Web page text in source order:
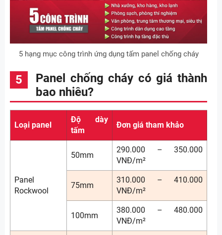
5 hạng mục công trình ứng dụng tấm panel chống cháy
Panel chống cháy có giá thành
bao nhiêu?
Loại panel
Độ dày
tấm
Đơn giá tham khảo
Panel
Rockwool
50mm
290.000 – 350.000
VNĐ/m²
75mm
310.000 – 410.000
VNĐ/m²
100mm
380.000 – 480.000
VNĐ/m²